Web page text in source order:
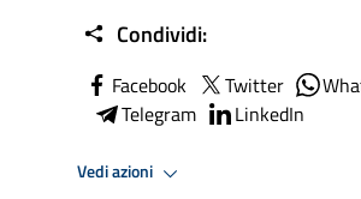
Condividi:
Facebook Twitter
Telegram
LinkedIn
Vedi azioni